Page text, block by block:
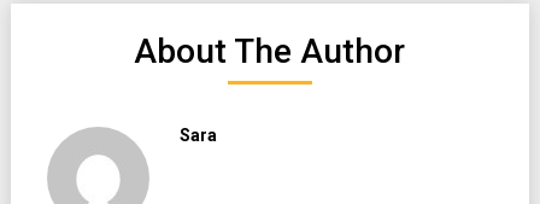
About The Author
Sara